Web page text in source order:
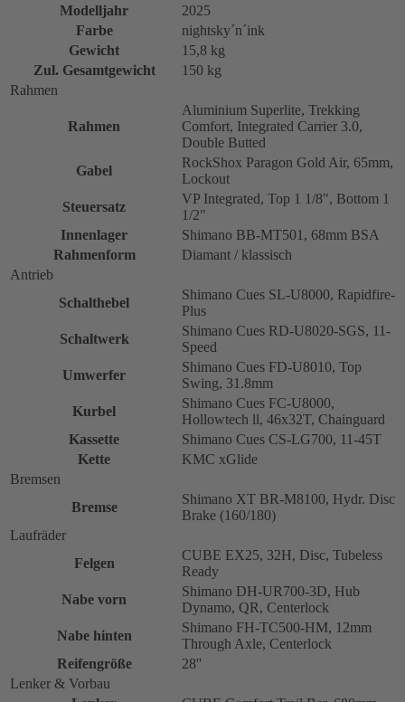
Modelljahr
2025
Farbe
nightsky´n´ink
Gewicht
15,8 kg
Zul. Gesamtgewicht
150 kg
Rahmen
Rahmen
Aluminium Superlite, Trekking
Comfort, Integrated Carrier 3.0,
Double Butted
Gabel
RockShox Paragon Gold Air, 65mm,
Lockout
Steuersatz
VP Integrated, Top 1 1/8", Bottom 1
1/2"
Innenlager
Shimano BB-MT501, 68mm BSA
Rahmenform
Diamant / klassisch
Antrieb
Schalthebel
Shimano Cues SL-U8000, Rapidfire-
Plus
Schaltwerk
Shimano Cues RD-U8020-SGS, 11-
Speed
Umwerfer
Shimano Cues FD-U8010, Top
Swing, 31.8mm
Kurbel
Shimano Cues FC-U8000,
Hollowtech ll, 46x32T, Chainguard
Kassette
Shimano Cues CS-LG700, 11-45T
Kette
KMC xGlide
Bremsen
Bremse
Shimano XT BR-M8100, Hydr. Disc
Brake (160/180)
Laufräder
Felgen
CUBE EX25, 32H, Disc, Tubeless
Ready
Nabe vorn
Shimano DH-UR700-3D, Hub
Dynamo, QR, Centerlock
Nabe hinten
Shimano FH-TC500-HM, 12mm
Through Axle, Centerlock
Reifengröße
28''
Lenker & Vorbau